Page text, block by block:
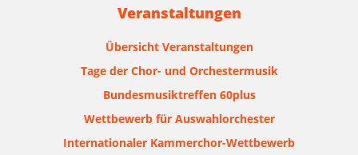
Veranstaltungen
Übersicht Veranstaltungen
Tage der Chor- und Orchestermusik
Bundesmusiktreffen 60plus
Wettbewerb für Auswahlorchester
Internationaler Kammerchor-Wettbewerb